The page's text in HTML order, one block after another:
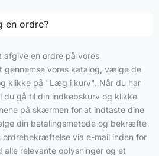
en ordre?
afgive en ordre på vores
gennemse vores katalog, vælge de
klikke på "Læg i kurv". Når du har
du gå til din indkøbskurv og klikke
på skærmen for at indtaste dine
din betalingsmetode og bekræfte
ordrebekræftelse via e-mail inden for
alle relevante oplysninger og et